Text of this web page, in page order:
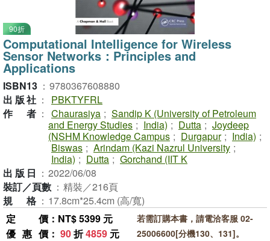
90折
Computational Intelligence for Wireless
Sensor Networks：Principles and
Applications
ISBN13 ： 9780367608880
出版社 ：
PBKTYFRL
作者 ： Chaurasiya ; Sandip K (University of Petroleum
and Energy Studies ; India) ; Dutta ; Joydeep
(NSHM Knowledge Campus ; Durgapur ; India) ;
Biswas ; Arindam (Kazi Nazrul University ;
India) ; Dutta ; Gorchand (IIT K
出版日 ： 2022/06/08
裝訂／頁數 ： 精裝／216頁
規格 ： 17.8cm*25.4cm (高/寬)
定價 ：NT$ 5399 元
優惠價 ： 90折4859 元
若需訂購本書，請電洽客服 02-
25006600[分機130、131]。